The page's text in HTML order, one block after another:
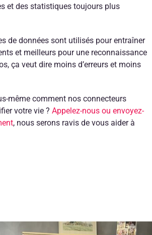
et des statistiques toujours plus
de données sont utilisés pour entraîner
et meilleurs pour une reconnaissance
ça veut dire moins d’erreurs et moins
même comment nos connecteurs
votre vie ? Appelez-nous ou envoyez-
, nous serons ravis de vous aider à